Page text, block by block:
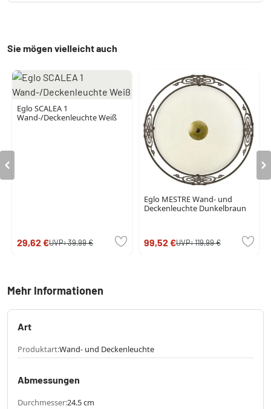
Sie mögen vielleicht auch
Eglo SCALEA 1
Wand-/Deckenleuchte Weiß
29,62 €UVP:39,99 €
Eglo MESTRE Wand- und
Deckenleuchte Dunkelbraun
99,52 €UVP:119,99 €
Mehr Informationen
Art
Produktart:Wand- und Deckenleuchte
Abmessungen
Durchmesser:24.5 cm